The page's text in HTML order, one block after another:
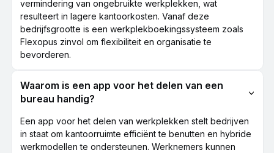
vermindering van ongebruikte werkplekken, wat
resulteert in lagere kantoorkosten. Vanaf deze
bedrijfsgrootte is een werkplekboekingssysteem zoals
Flexopus zinvol om flexibiliteit en organisatie te
bevorderen.
Waarom is een app voor het delen van een
bureau handig?
Een app voor het delen van werkplekken stelt bedrijven
in staat om kantoorruimte efficiënt te benutten en hybride
werkmodellen te ondersteunen. Werknemers kunnen